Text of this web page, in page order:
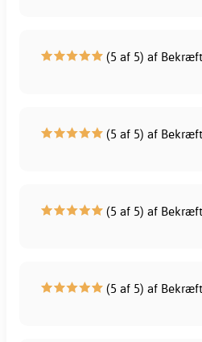
(5 af 5) af
(5 af 5) af
(5 af 5) af
(5 af 5) af